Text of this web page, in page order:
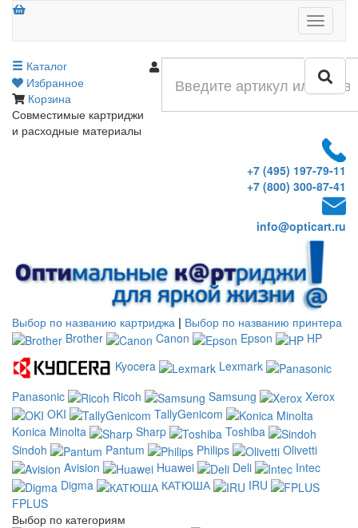
Меню
Каталог
Избранное
Корзина
Совместимые картриджи
и расходные материалы
+7 (495) 197-79-11
+7 (800) 300-87-41
info@opticart.ru
Выбор по названию картриджа | Выбор по названию принтера
Brother
Canon Epson
HP
Kyocera
Lexmark
Panasonic
Ricoh Samsung
Xerox
OKI
TallyGenicom
Konica Minolta
Sharp
Toshiba
Sindoh
Pantum Philips
Olivetti
Avision
Huawei Deli
Intec
Digma
КАТЮША
IRU
FPLUS
Выбор по категориям